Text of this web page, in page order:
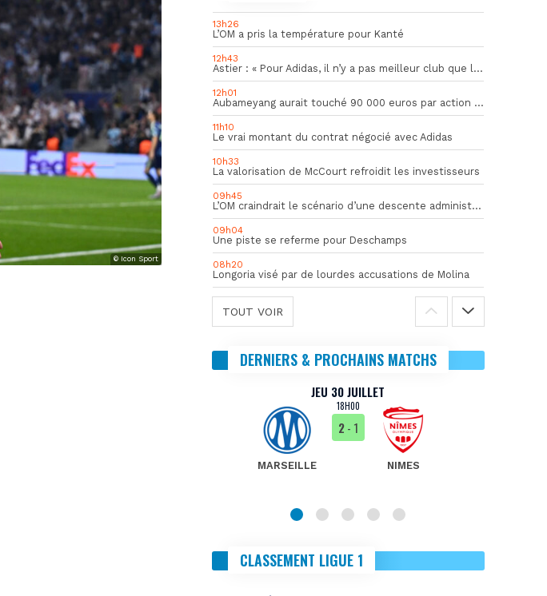
© Icon Sport
13h26
L’OM a pris la température pour Kanté
12h43
Astier : « Pour Adidas, il n’y a pas meilleur club que l’OM »
12h01
Aubameyang aurait touché 90 000 euros par action décisive
11h10
Le vrai montant du contrat négocié avec Adidas
10h33
La valorisation de McCourt refroidit les investisseurs
09h45
L’OM craindrait le scénario d’une descente administrative
09h04
Une piste se referme pour Deschamps
08h20
Longoria visé par de lourdes accusations de Molina
TOUT VOIR
DERNIERS & PROCHAINS MATCHS
JEU 30 JUILLET
18H00
MARSEILLE
2- 1
NIMES
CLASSEMENT LIGUE 1